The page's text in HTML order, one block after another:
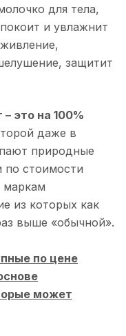
для тела,
и увлажнит
защитит
это на 100%
даже в
природные
по стоимости
маркам
из которых как
выше «обычной».
по цене
может